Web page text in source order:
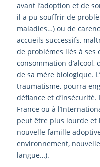
avant l’adoption et de
il a pu souffrir de
maladies…) ou de
accueils successifs,
de problèmes liés à ses c
consommation d’alcool,
de sa mère biologique.
traumatisme, pourra
défiance et d’insécurité.
France ou à l’Internation
peut être plus lourde et
nouvelle famille
environnement,
langue…).